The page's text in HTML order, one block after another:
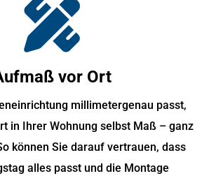
vor Ort
millimetergenau passt,
in Ihrer Wohnung selbst Maß – ganz
können Sie darauf vertrauen, dass
alles passt und die Montage